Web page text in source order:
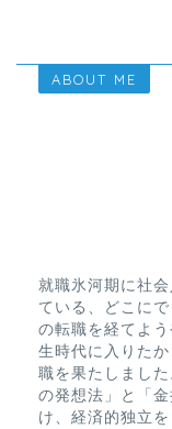
ABOUT ME
就職氷河期に社
ている、どこにでも
の転職を経てよ
生時代に入りた
職を果たしました。 社会人になって読んだ「投
の発想法」と「
け、経済的独立